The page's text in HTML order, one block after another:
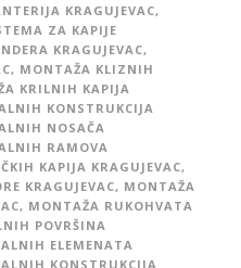
KRAGUJEVAC,
ZA KAPIJE
KRAGUJEVAC,
, MONTAŽA KLIZNIH
KRILNIH KAPIJA
KONSTRUKCIJA
NOSAČA
RAMOVA
KAPIJA KRAGUJEVAC,
KRAGUJEVAC, MONTAŽA
, MONTAŽA RUKOHVATA
POVRŠINA
ELEMENATA
KONSTRUKCIJA